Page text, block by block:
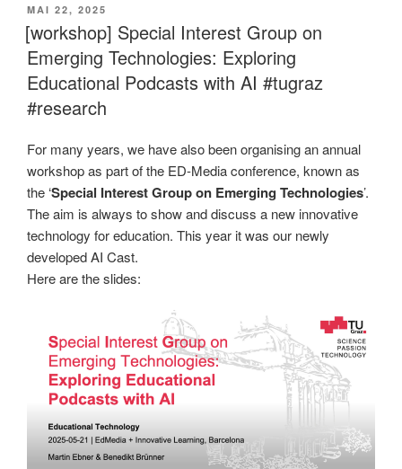
VERÖFFENTLICHT
AM
MAI 22, 2025
[workshop] Special Interest Group on
Emerging Technologies: Exploring
Educational Podcasts with AI #tugraz
#research
For many years, we have also been organising an annual
workshop as part of the ED-Media conference, known as
the ‘Special Interest Group on Emerging Technologies’.
The aim is always to show and discuss a new innovative
technology for education. This year it was our newly
developed AI Cast.
Here are the slides: